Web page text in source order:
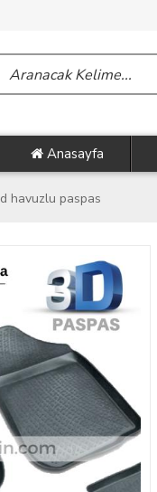
Anasayfa
havuzlu paspas